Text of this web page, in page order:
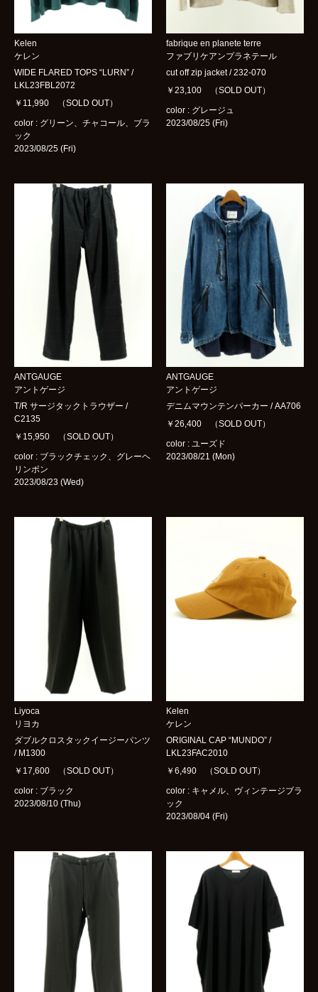
Kelen
ケレン
WIDE FLARED TOPS “LURN” /
LKL23FBL2072
￥11,990 （SOLD OUT）
color : グリーン、チャコール、ブラ
ック
2023/08/25 (Fri)
fabrique en planete terre
ファブリケアンプラネテール
cut off zip jacket / 232-070
￥23,100 （SOLD OUT）
color : グレージュ
2023/08/25 (Fri)
ANTGAUGE
アントゲージ
T/R サージタックトラウザー /
C2135
￥15,950 （SOLD OUT）
color : ブラックチェック、グレーヘ
リンボン
2023/08/23 (Wed)
ANTGAUGE
アントゲージ
デニムマウンテンパーカー / AA706
￥26,400 （SOLD OUT）
color : ユーズド
2023/08/21 (Mon)
Liyoca
リヨカ
ダブルクロスタックイージーパンツ
/ M1300
￥17,600 （SOLD OUT）
color : ブラック
2023/08/10 (Thu)
Kelen
ケレン
ORIGINAL CAP “MUNDO” /
LKL23FAC2010
￥6,490 （SOLD OUT）
color : キャメル、ヴィンテージブラ
ック
2023/08/04 (Fri)